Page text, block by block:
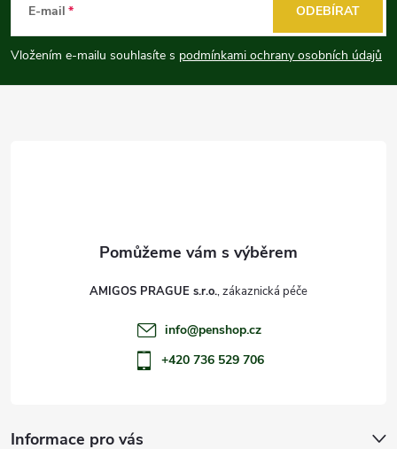
p
a
E-mail
Vložením e-mailu souhlasíte s podmínkami ochrany osobních údajů
ODEBÍRAT
Informace pro vás
AMIGOS PRAGUE s.r.o.
info@penshop.cz
+420 736 529 706